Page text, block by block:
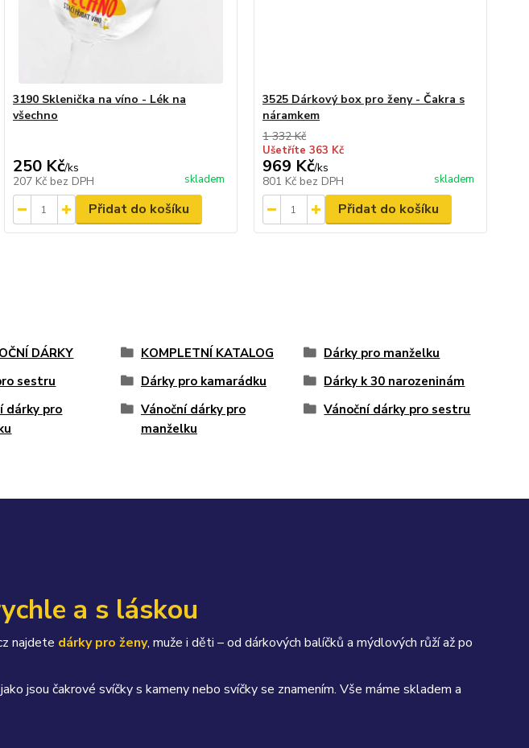
3190 Sklenička na víno - Lék na
všechno
250 Kč/ks
207 Kč bez DPH skladem
Přidat do košíku
3525 Dárkový box pro ženy - Čakra s
náramkem
1 332 Kč
Ušetříte 363 Kč
969 Kč/ks
801 Kč bez DPH skladem
Přidat do košíku
DÁRKY KOMPLETNÍ KATALOG
Dárky pro manželku
sestru Dárky pro kamarádku
Dárky k 30 narozeninám
dárky pro
Vánoční dárky pro
manželku
Vánoční dárky pro sestru
a s láskou
najdete dárky pro ženy, muže i děti – od dárkových balíčků a mýdlových růží až po
jsou čakrové svíčky s kameny nebo svíčky se znamením. Vše máme skladem a